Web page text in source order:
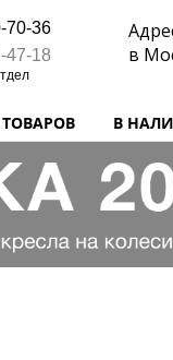
70-36
47-18
в
В